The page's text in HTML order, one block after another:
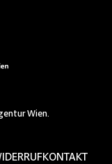
Wien.
KONTAKT